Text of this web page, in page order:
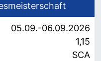
05.09.-06.09.2026
1,15
SCA